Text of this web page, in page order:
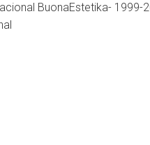
BuonaEstetika- 1999-